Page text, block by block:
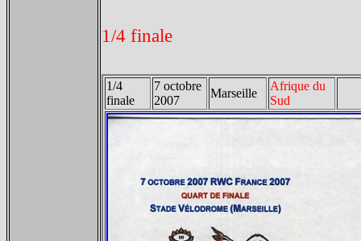
1/4 finale
1/4
finale
7 octobre
2007
Marseille
Afrique du
Sud